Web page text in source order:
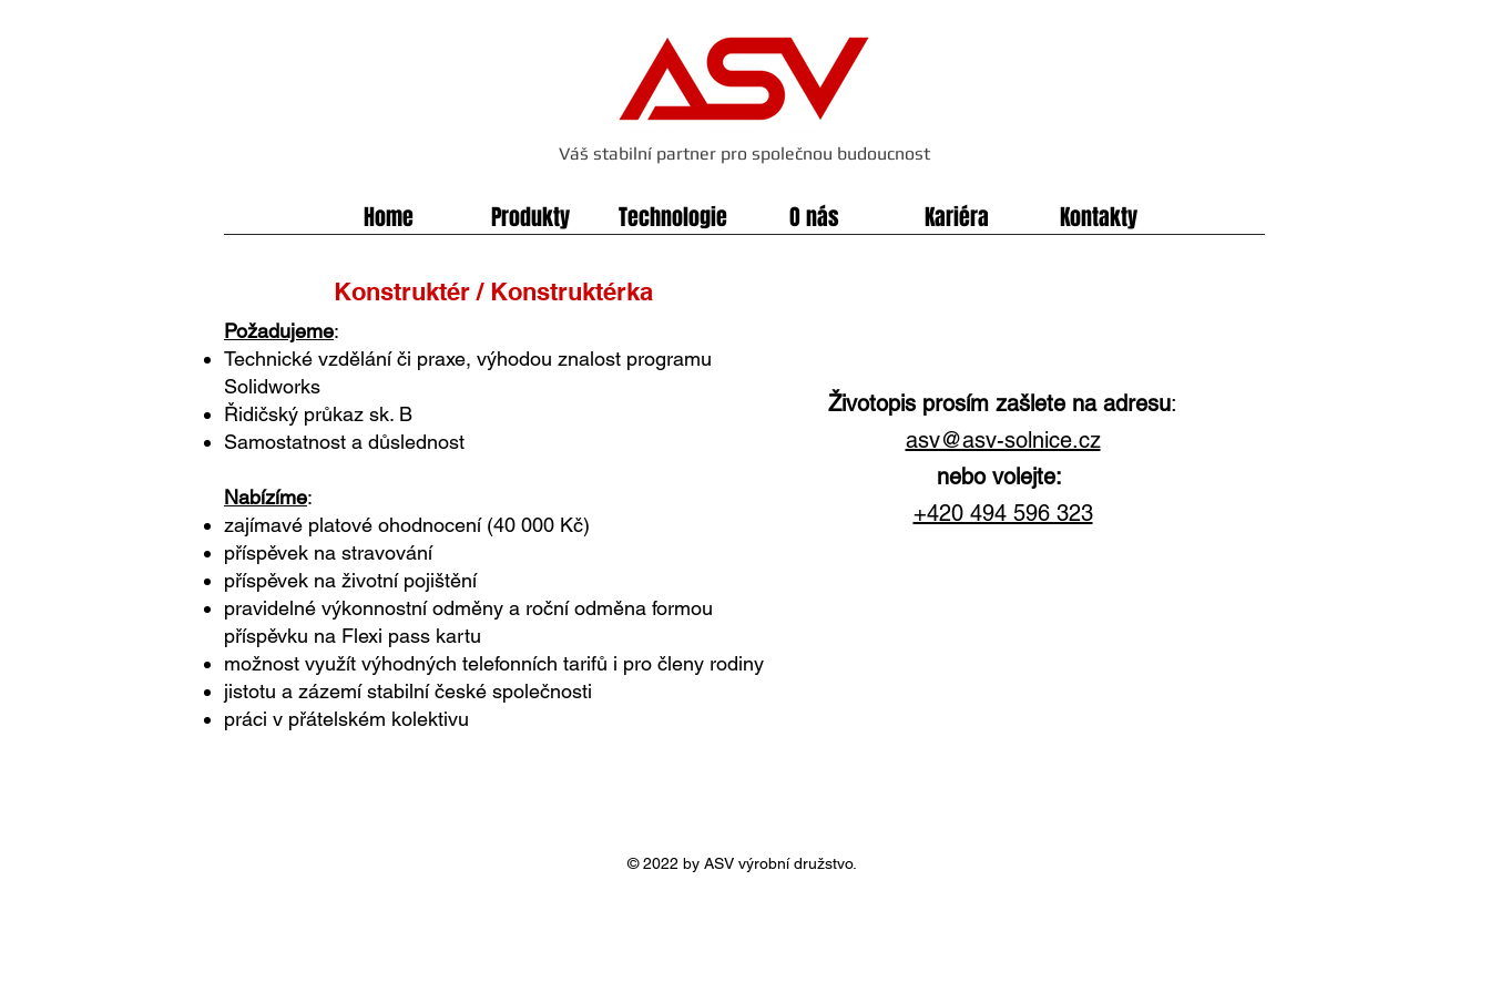
Váš stabilní partner pro společnou budoucnost
Home Produkty Technologie O nás Kariéra Kontakty
Konstruktér / Konstruktérka
Požadujeme:
Technické vzdělání či praxe, výhodou znalost programu
Solidworks
Řidičský průkaz sk. B
Samostatnost a důslednost
Nabízíme:​
zajímavé platové ohodnocení (40 000 Kč)
příspěvek na stravování
příspěvek na životní pojištění
pravidelné výkonnostní odměny a roční odměna formou
příspěvku na Flexi pass kartu
možnost využít výhodných telefonních tarifů i pro členy rodiny
jistotu a zázemí stabilní české společnosti
práci v přátelském kolektivu
Životopis prosím zašlete na adresu:
asv@asv-solnice.cz
nebo volejte:
+420 494 596 323
© 2022 by ASV výrobní družstvo.